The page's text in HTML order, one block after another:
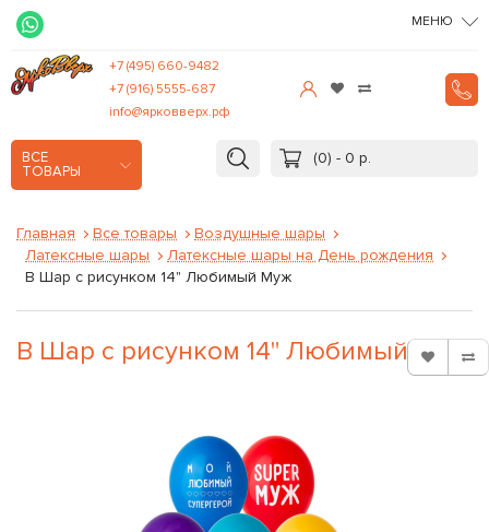
МЕНЮ
+7 (495) 660-9482
+7 (916) 5555-687
info@ярковверх.рф
ВСЕ
ТОВАРЫ
(0) - 0 р.
Главная Все товары
Воздушные шары
Латексные шары
Латексные шары на День рождения
B Шар с рисунком 14" Любимый Муж
B Шар с рисунком 14" Любимый Муж